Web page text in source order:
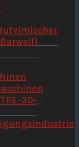
3D-